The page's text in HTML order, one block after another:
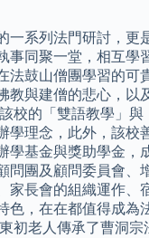
一系列法門研討，更
事同聚一堂，相互學
法鼓山僧團學習的可
教與建僧的悲心，以
校的「雙語教學」與
學理念，此外，該校
學基金與獎助學金，
問團及顧問委員會、
家長會的組織運作、
色，在在都值得成為
初老人傳承了曹洞宗